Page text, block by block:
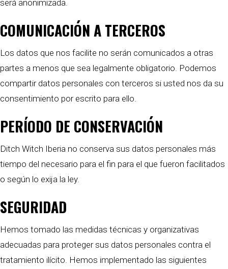
será anonimizada.
COMUNICACIÓN A TERCEROS
Los datos que nos facilite no serán comunicados a otras
partes a menos que sea legalmente obligatorio. Podemos
compartir datos personales con terceros si usted nos da su
consentimiento por escrito para ello.
PERÍODO DE CONSERVACIÓN
Ditch Witch Iberia no conserva sus datos personales más
tiempo del necesario para el fin para el que fueron facilitados
o según lo exija la ley.
SEGURIDAD
Hemos tomado las medidas técnicas y organizativas
adecuadas para proteger sus datos personales contra el
tratamiento ilícito. Hemos implementado las siguientes